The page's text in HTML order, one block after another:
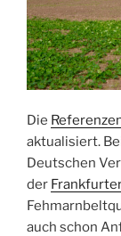
Die
aktualisiert.
Deutschen
der
auch schon